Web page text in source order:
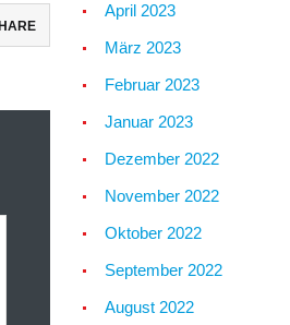
April 2023
März 2023
Februar 2023
Januar 2023
Dezember 2022
November 2022
Oktober 2022
September 2022
August 2022